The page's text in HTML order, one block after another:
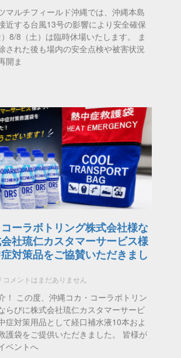
マルチフィールド沖縄では、沖縄本島
近する台風13号の影響により安全確保
8/8（土）は臨時休場いたします。 ま
された後も場内の安全点検や被害状況
開ま
ーラボトリング株式会社様な
社琉仁カスタマーサービス様
対策品をご協賛いただきまし
コメントはまだありません
！ この度、沖縄コカ・コーラボトリン
らびに株式会社琉仁カスタマーサービ
症対策用品として経口補水液10本およ
護袋をご提供いただきました。 皆様が
ベントへ